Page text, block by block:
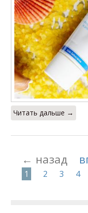
Читать дальше →
← назад
1 2 3 4